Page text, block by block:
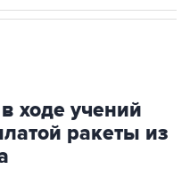
ходе учений
ракеты из